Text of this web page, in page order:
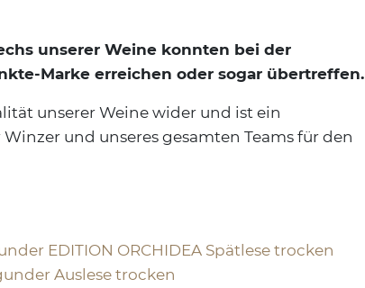
unserer Weine konnten bei der
Marke erreichen oder sogar übertreffen.
unserer Weine wider und ist ein
und unseres gesamten Teams für den
EDITION ORCHIDEA Spätlese trocken
Auslese trocken